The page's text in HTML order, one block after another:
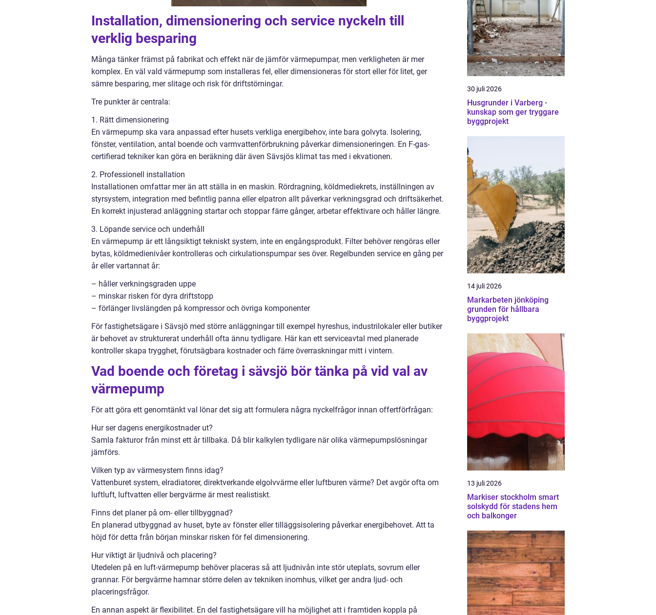
Installation, dimensionering och service nyckeln till
verklig besparing
Många tänker främst på fabrikat och effekt när de jämför värmepumpar, men verkligheten är mer
komplex. En väl vald värmepump som installeras fel, eller dimensioneras för stort eller för litet, ger
sämre besparing, mer slitage och risk för driftstörningar.
Tre punkter är centrala:
1. Rätt dimensionering
En värmepump ska vara anpassad efter husets verkliga energibehov, inte bara golvyta. Isolering,
fönster, ventilation, antal boende och varmvattenförbrukning påverkar dimensioneringen. En F-gas-
certifierad tekniker kan göra en beräkning där även Sävsjös klimat tas med i ekvationen.
2. Professionell installation
Installationen omfattar mer än att ställa in en maskin. Rördragning, köldmediekrets, inställningen av
styrsystem, integration med befintlig panna eller elpatron allt påverkar verkningsgrad och driftsäkerhet.
En korrekt injusterad anläggning startar och stoppar färre gånger, arbetar effektivare och håller längre.
3. Löpande service och underhåll
En värmepump är ett långsiktigt tekniskt system, inte en engångsprodukt. Filter behöver rengöras eller
bytas, köldmedienivåer kontrolleras och cirkulationspumpar ses över. Regelbunden service en gång per
år eller vartannat år:
– håller verkningsgraden uppe
– minskar risken för dyra driftstopp
– förlänger livslängden på kompressor och övriga komponenter
För fastighetsägare i Sävsjö med större anläggningar till exempel hyreshus, industrilokaler eller butiker
är behovet av strukturerat underhåll ofta ännu tydligare. Här kan ett serviceavtal med planerade
kontroller skapa trygghet, förutsägbara kostnader och färre överraskningar mitt i vintern.
Vad boende och företag i sävsjö bör tänka på vid val av
värmepump
För att göra ett genomtänkt val lönar det sig att formulera några nyckelfrågor innan offertförfrågan:
Hur ser dagens energikostnader ut?
Samla fakturor från minst ett år tillbaka. Då blir kalkylen tydligare när olika värmepumpslösningar
jämförs.
Vilken typ av värmesystem finns idag?
Vattenburet system, elradiatorer, direktverkande elgolvvärme eller luftburen värme? Det avgör ofta om
luftluft, luftvatten eller bergvärme är mest realistiskt.
Finns det planer på om- eller tillbyggnad?
En planerad utbyggnad av huset, byte av fönster eller tilläggsisolering påverkar energibehovet. Att ta
höjd för detta från början minskar risken för fel dimensionering.
Hur viktigt är ljudnivå och placering?
Utedelen på en luft-värmepump behöver placeras så att ljudnivån inte stör uteplats, sovrum eller
grannar. För bergvärme hamnar större delen av tekniken inomhus, vilket ger andra ljud- och
placeringsfrågor.
En annan aspekt är flexibilitet. En del fastighetsägare vill ha möjlighet att i framtiden koppla på
30 juli 2026
Husgrunder i Varberg -
kunskap som ger tryggare
byggprojekt
14 juli 2026
Markarbeten jönköping
grunden för hållbara
byggprojekt
13 juli 2026
Markiser stockholm smart
solskydd för stadens hem
och balkonger